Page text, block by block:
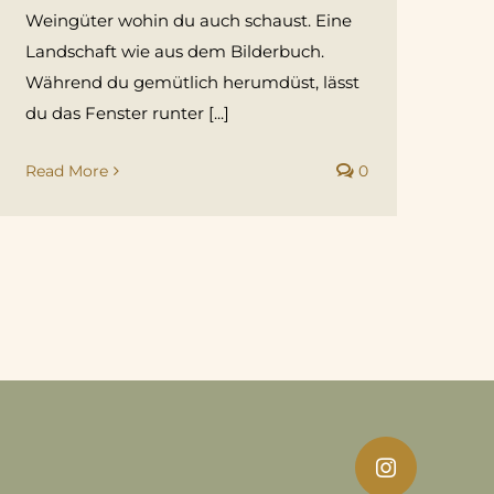
Weingüter wohin du auch schaust. Eine
Landschaft wie aus dem Bilderbuch.
Während du gemütlich herumdüst, lässt
du das Fenster runter [...]
Read More 0
Instagram